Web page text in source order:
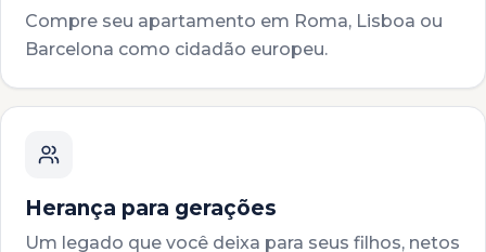
Compre seu apartamento em Roma, Lisboa ou
Barcelona como cidadão europeu.
Herança para gerações
Um legado que você deixa para seus filhos, netos